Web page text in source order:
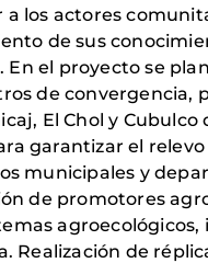
los actores
de sus
En el proyecto se
de
El Chol y
garantizar el
municipales y
de promotores
Realización de